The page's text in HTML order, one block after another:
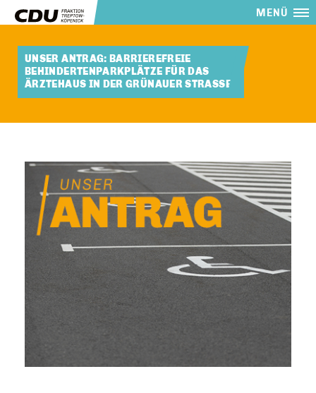
MENÜ
UNSER ANTRAG: BARRIEREFREIE
BEHINDERTENPARKPLÄTZE FÜR DAS
ÄRZTEHAUS IN DER GRÜNAUER STRASSE.